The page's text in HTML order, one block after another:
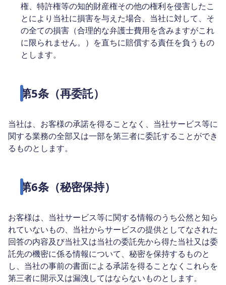
権、特許権等の知的財産権その他の権利を侵害したこ
とにより当社に損害を与えた場合、当社に対して、そ
の全ての損害（合理的な弁護士費用を含みますがこれ
に限られません。）を直ちに賠償する責任を負うもの
とします。
第5条（再委託）
当社は、お客様の承諾を得ることなく、当社サービス等に
関する業務の全部又は一部を第三者に委託することができ
るものとします。
第6条（秘密保持）
お客様は、当社サービス等に関する情報のうち公然と知ら
れていないもの、当社からサービスの提供としてなされた
回答の内容及び当社又は当社の委託先から得た当社又は委
託先の機密に係る情報について、秘密を保持するものと
し、当社の事前の書面による承諾を得ることなくこれらを
第三者に開示又は漏洩してはならないものとします。